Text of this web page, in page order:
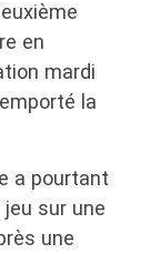
en
mardi
la
a pourtant
sur une
une